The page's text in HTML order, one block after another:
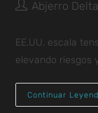
Abjerro Delta
EE.UU. escala
elevando riesgos
Continuar